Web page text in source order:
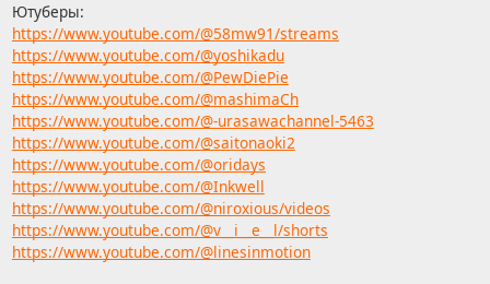
Ютуберы:
https://www.youtube.com/@58mw91/streams
https://www.youtube.com/@yoshikadu
https://www.youtube.com/@PewDiePie
https://www.youtube.com/@mashimaCh
https://www.youtube.com/@-urasawachannel-5463
https://www.youtube.com/@saitonaoki2
https://www.youtube.com/@oridays
https://www.youtube.com/@Inkwell
https://www.youtube.com/@niroxious/videos
https://www.youtube.com/@v__i__e__l/shorts
https://www.youtube.com/@linesinmotion